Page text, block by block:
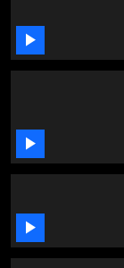
seconds


